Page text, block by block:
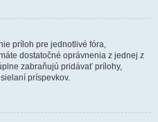
príloh pre jednotlivé fóra,
dostatočné oprávnenia z jednej z
zabraňujú pridávať prílohy,
príspevkov.